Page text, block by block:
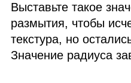
Выставьте такое
размытия, чтобы
текстура, но
Значение радиуса